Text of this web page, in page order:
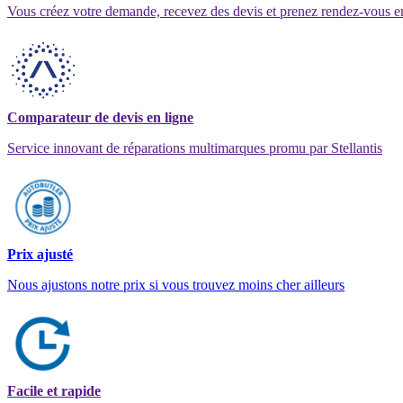
Vous créez votre demande, recevez des devis et prenez rendez-vous
Comparateur de devis en ligne
Service innovant de réparations multimarques promu par Stellantis
Prix ajusté
Nous ajustons notre prix si vous trouvez moins cher ailleurs
Facile et rapide